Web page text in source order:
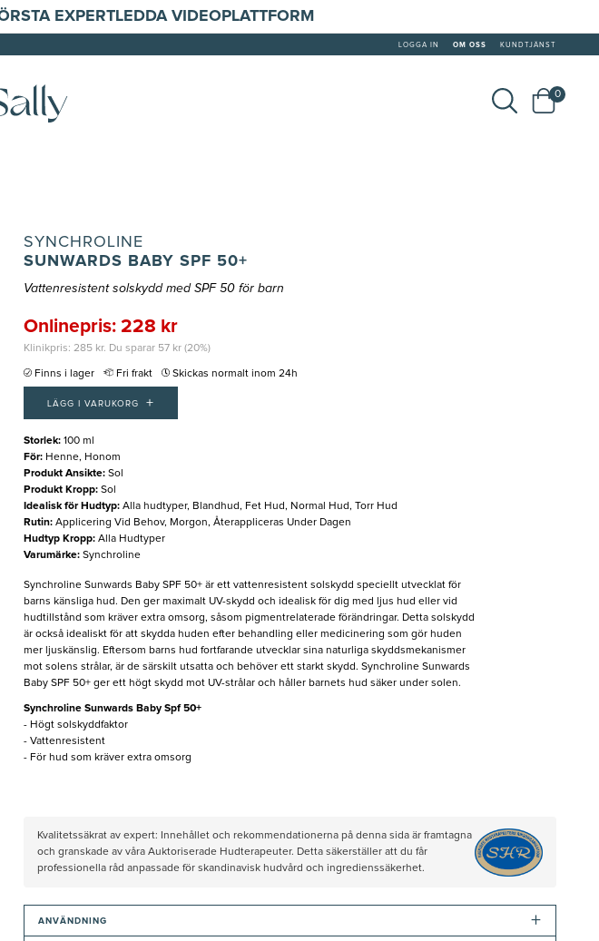
EXPERTLEDDA VIDEOPLATTFORM
LOGGA IN OM OSS KUNDTJÄNST
0
SYNCHROLINE
SUNWARDS BABY SPF 50+
Vattenresistent solskydd med SPF 50 för barn
Onlinepris: 228 kr
Klinikpris: 285 kr. Du sparar 57 kr (20%)
Finns i lager Fri frakt Skickas normalt inom 24h
LÄGG I VARUKORG +
Storlek: 100 ml
För: Henne, Honom
Produkt Ansikte: Sol
Produkt Kropp: Sol
Idealisk för Hudtyp: Alla hudtyper, Blandhud, Fet Hud, Normal Hud, Torr Hud
Rutin: Applicering Vid Behov, Morgon, Återappliceras Under Dagen
Hudtyp Kropp: Alla Hudtyper
Varumärke: Synchroline
Synchroline Sunwards Baby SPF 50+ är ett vattenresistent solskydd speciellt utvecklat för
barns känsliga hud. Den ger maximalt UV-skydd och idealisk för dig med ljus hud eller vid
hudtillstånd som kräver extra omsorg, såsom pigmentrelaterade förändringar. Detta solskydd
är också idealiskt för att skydda huden efter behandling eller medicinering som gör huden
mer ljuskänslig. Eftersom barns hud fortfarande utvecklar sina naturliga skyddsmekanismer
mot solens strålar, är de särskilt utsatta och behöver ett starkt skydd. Synchroline Sunwards
Baby SPF 50+ ger ett högt skydd mot UV-strålar och håller barnets hud säker under solen.
Synchroline Sunwards Baby Spf 50+
- Högt solskyddfaktor
- Vattenresistent
- För hud som kräver extra omsorg
Kvalitetssäkrat av expert: Innehållet och rekommendationerna på denna sida är framtagna
och granskade av våra Auktoriserade Hudterapeuter. Detta säkerställer att du får
professionella råd anpassade för skandinavisk hudvård och ingredienssäkerhet.
ANVÄNDNING +